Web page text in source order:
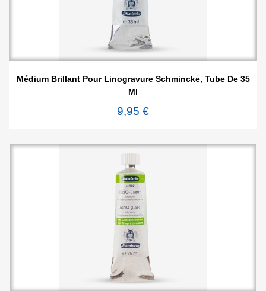
Médium Brillant Pour Linogravure Schmincke, Tube De 35
Ml
9,95 €